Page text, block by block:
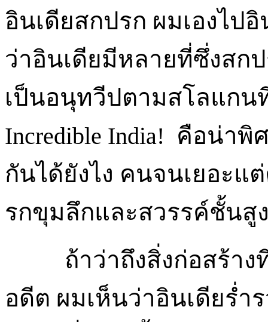
อินเดียสกปรก ผมเองไป
ว่าอินเดียมีหลายที่ซึ่งสก
เป็นอนุทวีปตามสโลแกน
Incredible India! คือน่าพิ
กันได้ยังไง คนจนเยอะแ
รกขุมลึกและสวรรค์ชั้น
ถ้าว่าถึงสิ่งก่อสร้างที่
อดีต ผมเห็นว่าอินเดียร่ำ